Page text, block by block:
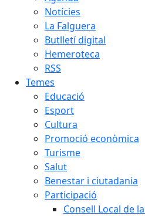
Notícies
La Falguera
Butlletí digital
Hemeroteca
RSS
Temes
Educació
Esport
Cultura
Promoció econòmica
Turisme
Salut
Benestar i ciutadania
Participació
Consell Local de